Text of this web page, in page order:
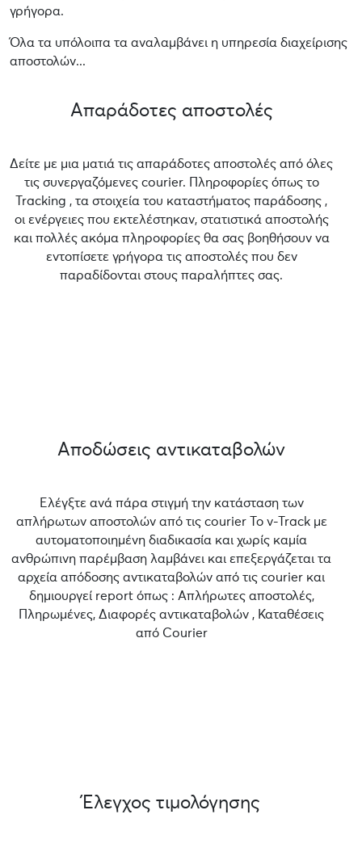
γρήγορα.
Όλα τα υπόλοιπα τα αναλαμβάνει η υπηρεσία διαχείρισης
αποστολών...
Απαράδοτες αποστολές
Δείτε με μια ματιά τις απαράδοτες αποστολές από όλες
τις συνεργαζόμενες courier. Πληροφορίες όπως το
Tracking , τα στοιχεία του καταστήματος παράδοσης ,
οι ενέργειες που εκτελέστηκαν, στατιστικά αποστολής
και πολλές ακόμα πληροφορίες θα σας βοηθήσουν να
εντοπίσετε γρήγορα τις αποστολές που δεν
παραδίδονται στους παραλήπτες σας.
Αποδώσεις αντικαταβολών
Ελέγξτε ανά πάρα στιγμή την κατάσταση των
απλήρωτων αποστολών από τις courier Το v-Track με
αυτοματοποιημένη διαδικασία και χωρίς καμία
ανθρώπινη παρέμβαση λαμβάνει και επεξεργάζεται τα
αρχεία απόδοσης αντικαταβολών από τις courier και
δημιουργεί report όπως : Απλήρωτες αποστολές,
Πληρωμένες, Διαφορές αντικαταβολών , Καταθέσεις
από Courier
Έλεγχος τιμολόγησης